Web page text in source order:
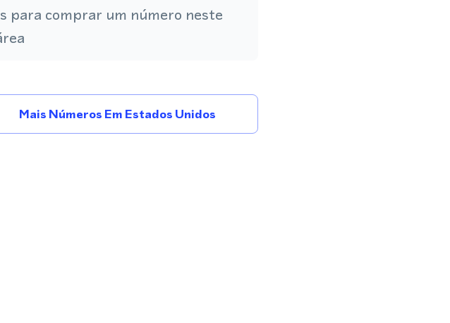
para comprar um número neste
Mais Números Em Estados Unidos